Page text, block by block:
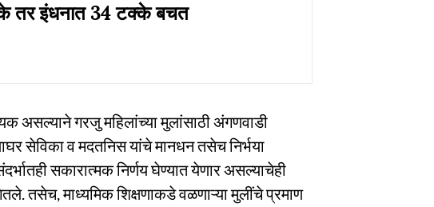
तर इंधनात 34 टक्के बचत
असल्याने गरजु महिलांच्या मुलांसाठी अंगणवाडी
से‍विका व मदतनिस यांचे मानधन तसेच निर्भया
सकारात्मक निर्णय घेण्यात येणार असल्याचेही
तसेच, माध्यमिक शिक्षणाकडे वळणाऱ्या मुलींचे प्रमाण